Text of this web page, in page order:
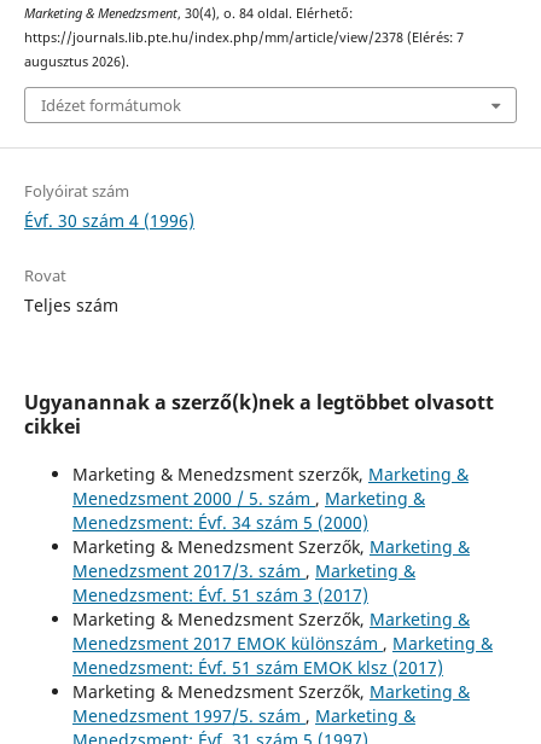
Marketing & Menedzsment, 30(4), o. 84 oldal. Elérhető:
https://journals.lib.pte.hu/index.php/mm/article/view/2378 (Elérés: 7
augusztus 2026).
Idézet formátumok
Folyóirat szám
Évf. 30 szám 4 (1996)
Rovat
Teljes szám
Ugyanannak a szerző(k)nek a legtöbbet olvasott
cikkei
Marketing & Menedzsment szerzők, Marketing &
Menedzsment 2000 / 5. szám , Marketing &
Menedzsment: Évf. 34 szám 5 (2000)
Marketing & Menedzsment Szerzők, Marketing &
Menedzsment 2017/3. szám , Marketing &
Menedzsment: Évf. 51 szám 3 (2017)
Marketing & Menedzsment Szerzők, Marketing &
Menedzsment 2017 EMOK különszám , Marketing &
Menedzsment: Évf. 51 szám EMOK klsz (2017)
Marketing & Menedzsment Szerzők, Marketing &
Menedzsment 1997/5. szám , Marketing &
Menedzsment: Évf. 31 szám 5 (1997)